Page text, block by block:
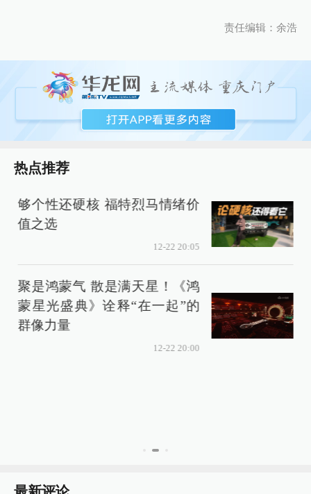
责任编辑：余浩
热点推荐
够个性还硬核 福特烈马情绪价
值之选
12-22 20:05
聚是鸿蒙气 散是满天星！《鸿
蒙星光盛典》诠释“在一起”的
群像力量
12-22 20:00